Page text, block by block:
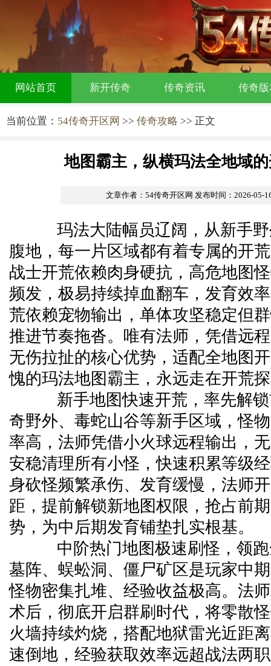
网站首页 新开传奇 传奇资讯 传奇
当前位置： 54传奇开区网 >> 传奇攻略 >> 正文
地图霸主，纵横玛法全地域
文章作者：54传奇开区网 发布时间：2026-05-
玛法大陆幅员辽阔，从新手野
腹地，每一片区域都有着专属的开
战士开荒依赖肉身硬抗，高危地图
频发，极易持续掉血翻车，发育效
荒依赖宠物输出，单体攻坚稳定但
推进节奏拖沓。唯有法师，凭借远
无伤拉扯的核心优势，适配全地图
愧的玛法地图霸主，永远走在开荒
新手地图快速开荒，率先解锁
奇野外、毒蛇山谷等新手区域，怪
率高，法师凭借小火球远程输出，
安稳清理所有小怪，快速积累等级
身砍怪频繁承伤、发育缓慢，法师
距，提前解锁新地图权限，抢占前
势，为中后期发育铺垫扎实根基。
中阶热门地图极速刷怪，领跑
墓阵、蜈蚣洞、僵尸矿区是玩家中
怪物密集扎堆、经验收益极高。法
术后，彻底开启群刷时代，将零散
火墙持续灼烧，搭配地狱雷光近距
速倒地，经验获取效率远超战法两